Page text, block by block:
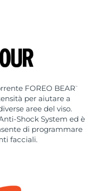
FOREO BEAR ™
per aiutare a
aree del viso.
Shock System ed è
di programmare
facciali.